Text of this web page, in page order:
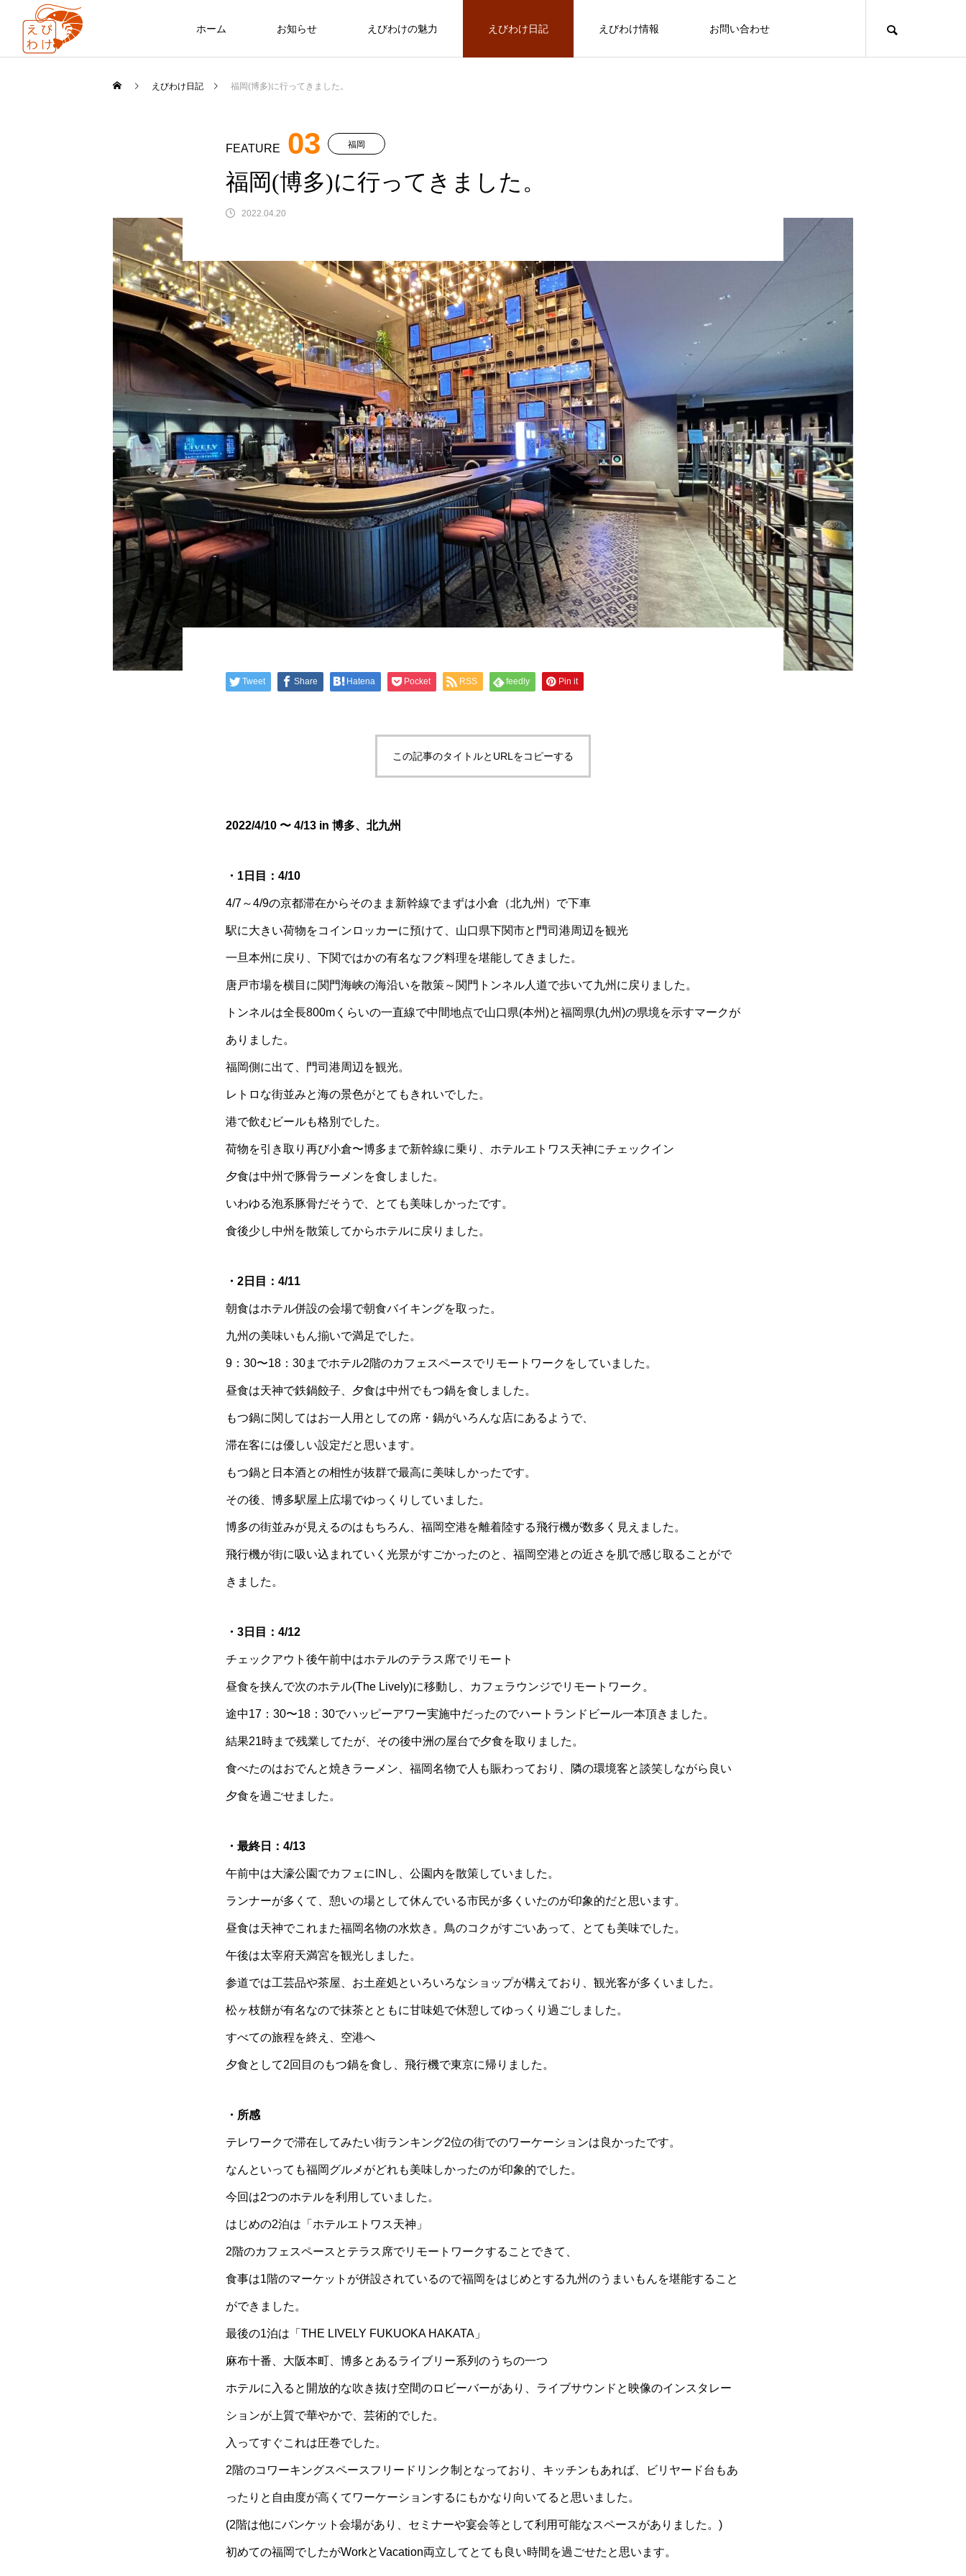
ホーム お知らせ えびわけの魅力 えびわけ日記 えびわけ情報 お問い合わせ
交わる
非日常体験は、 人のつながりから 未来へ繋ぐ、感動の輪
FEATURE
福岡(博多)に行ってきました。 京都に行ってきました。 鎌倉に行ってきました。
北海道(札幌)に行ってきました。
地方における人口減少、少子高齢化の
実態。具体的な策をとる地方の成功モ
デルに期待。
2022.04.20
地域経済は誰のためのものなのか。地
域振興における鍵を探る。
2022.04.20
心身共にリフレッシュができたワーケ
ーションでした（20代 男性 エンジニ
ア￼ 2022.04.20
旅と交流を同時に楽しむことができま
した（20代 女性 フリーランス
2022.04.20
地方に貢献をする感覚を掴むことがで
きました（30代 女性 フリーランス
フリーランス連盟代表 よっしー（三
好友樹）
2022.10.26
えびわけ共同代表 だいちゃん（田辺
大輔）
2022.05.27
えびわけ代表 マーシ（吉田 真史）
えびわけ日記 福岡(博多)に行ってきました。
FEATURE 03 福岡
福岡(博多)に行ってきました。
2022.04.20
Tweet Share Hatena Pocket RSS feedly Pin it
この記事のタイトルとURLをコピーする
2022/4/10 〜 4/13 in 博多、北九州
・1日目：4/10
4/7～4/9の京都滞在からそのまま新幹線でまずは小倉（北九州）で下車
駅に大きい荷物をコインロッカーに預けて、山口県下関市と門司港周辺を観光
一旦本州に戻り、下関ではかの有名なフグ料理を堪能してきました。
唐戸市場を横目に関門海峡の海沿いを散策～関門トンネル人道で歩いて九州に戻りました。
トンネルは全長800mくらいの一直線で中間地点で山口県(本州)と福岡県(九州)の県境を示すマークが
ありました。
福岡側に出て、門司港周辺を観光。
レトロな街並みと海の景色がとてもきれいでした。
港で飲むビールも格別でした。
荷物を引き取り再び小倉〜博多まで新幹線に乗り、ホテルエトワス天神にチェックイン
夕食は中州で豚骨ラーメンを食しました。
いわゆる泡系豚骨だそうで、とても美味しかったです。
食後少し中州を散策してからホテルに戻りました。
・2日目：4/11
朝食はホテル併設の会場で朝食バイキングを取った。
九州の美味いもん揃いで満足でした。
9：30〜18：30までホテル2階のカフェスペースでリモートワークをしていました。
昼食は天神で鉄鍋餃子、夕食は中州でもつ鍋を食しました。
もつ鍋に関してはお一人用としての席・鍋がいろんな店にあるようで、
滞在客には優しい設定だと思います。
もつ鍋と日本酒との相性が抜群で最高に美味しかったです。
その後、博多駅屋上広場でゆっくりしていました。
博多の街並みが見えるのはもちろん、福岡空港を離着陸する飛行機が数多く見えました。
飛行機が街に吸い込まれていく光景がすごかったのと、福岡空港との近さを肌で感じ取ることがで
きました。
・3日目：4/12
チェックアウト後午前中はホテルのテラス席でリモート
昼食を挟んで次のホテル(The Lively)に移動し、カフェラウンジでリモートワーク。
途中17：30〜18：30でハッピーアワー実施中だったのでハートランドビール一本頂きました。
結果21時まで残業してたが、その後中洲の屋台で夕食を取りました。
食べたのはおでんと焼きラーメン、福岡名物で人も賑わっており、隣の環境客と談笑しながら良い
夕食を過ごせました。
・最終日：4/13
午前中は大濠公園でカフェにINし、公園内を散策していました。
ランナーが多くて、憩いの場として休んでいる市民が多くいたのが印象的だと思います。
昼食は天神でこれまた福岡名物の水炊き。鳥のコクがすごいあって、とても美味でした。
午後は太宰府天満宮を観光しました。
参道では工芸品や茶屋、お土産処といろいろなショップが構えており、観光客が多くいました。
松ヶ枝餅が有名なので抹茶とともに甘味処で休憩してゆっくり過ごしました。
すべての旅程を終え、空港へ
夕食として2回目のもつ鍋を食し、飛行機で東京に帰りました。
・所感
テレワークで滞在してみたい街ランキング2位の街でのワーケーションは良かったです。
なんといっても福岡グルメがどれも美味しかったのが印象的でした。
今回は2つのホテルを利用していました。
はじめの2泊は「ホテルエトワス天神」
2階のカフェスペースとテラス席でリモートワークすることできて、
食事は1階のマーケットが併設されているので福岡をはじめとする九州のうまいもんを堪能すること
ができました。
最後の1泊は「THE LIVELY FUKUOKA HAKATA」
麻布十番、大阪本町、博多とあるライブリー系列のうちの一つ
ホテルに入ると開放的な吹き抜け空間のロビーバーがあり、ライブサウンドと映像のインスタレー
ションが上質で華やかで、芸術的でした。
入ってすぐこれは圧巻でした。
2階のコワーキングスペースフリードリンク制となっており、キッチンもあれば、ビリヤード台もあ
ったりと自由度が高くてワーケーションするにもかなり向いてると思いました。
(2階は他にバンケット会場があり、セミナーや宴会等として利用可能なスペースがありました。)
初めての福岡でしたがWorkとVacation両立してとても良い時間を過ごせたと思います。